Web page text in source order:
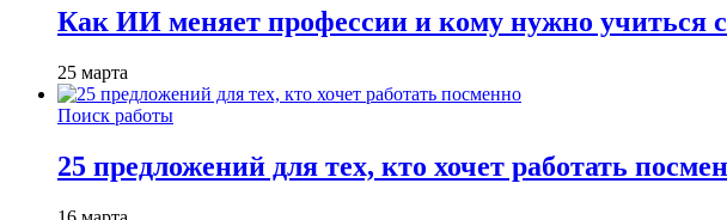
Как ИИ меняет профессии и кому нужно учиться
25 марта
Поиск работы
25 предложений для тех, кто хочет работать